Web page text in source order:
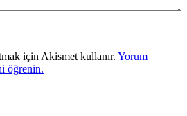
için Akismet kullanır. Yorum
öğrenin.